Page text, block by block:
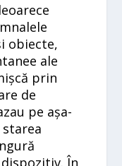
obiecte,
ale
prin
de
pe așa-
În